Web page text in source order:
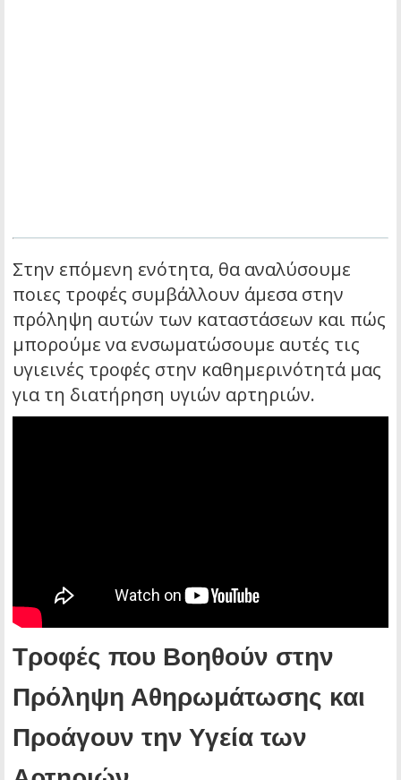
Στην επόμενη ενότητα, θα αναλύσουμε
ποιες τροφές συμβάλλουν άμεσα στην
πρόληψη αυτών των καταστάσεων και πώς
μπορούμε να ενσωματώσουμε αυτές τις
υγιεινές τροφές στην καθημερινότητά μας
για τη διατήρηση υγιών αρτηριών.
Τροφές που Βοηθούν στην
Πρόληψη Αθηρωμάτωσης και
Προάγουν την Υγεία των